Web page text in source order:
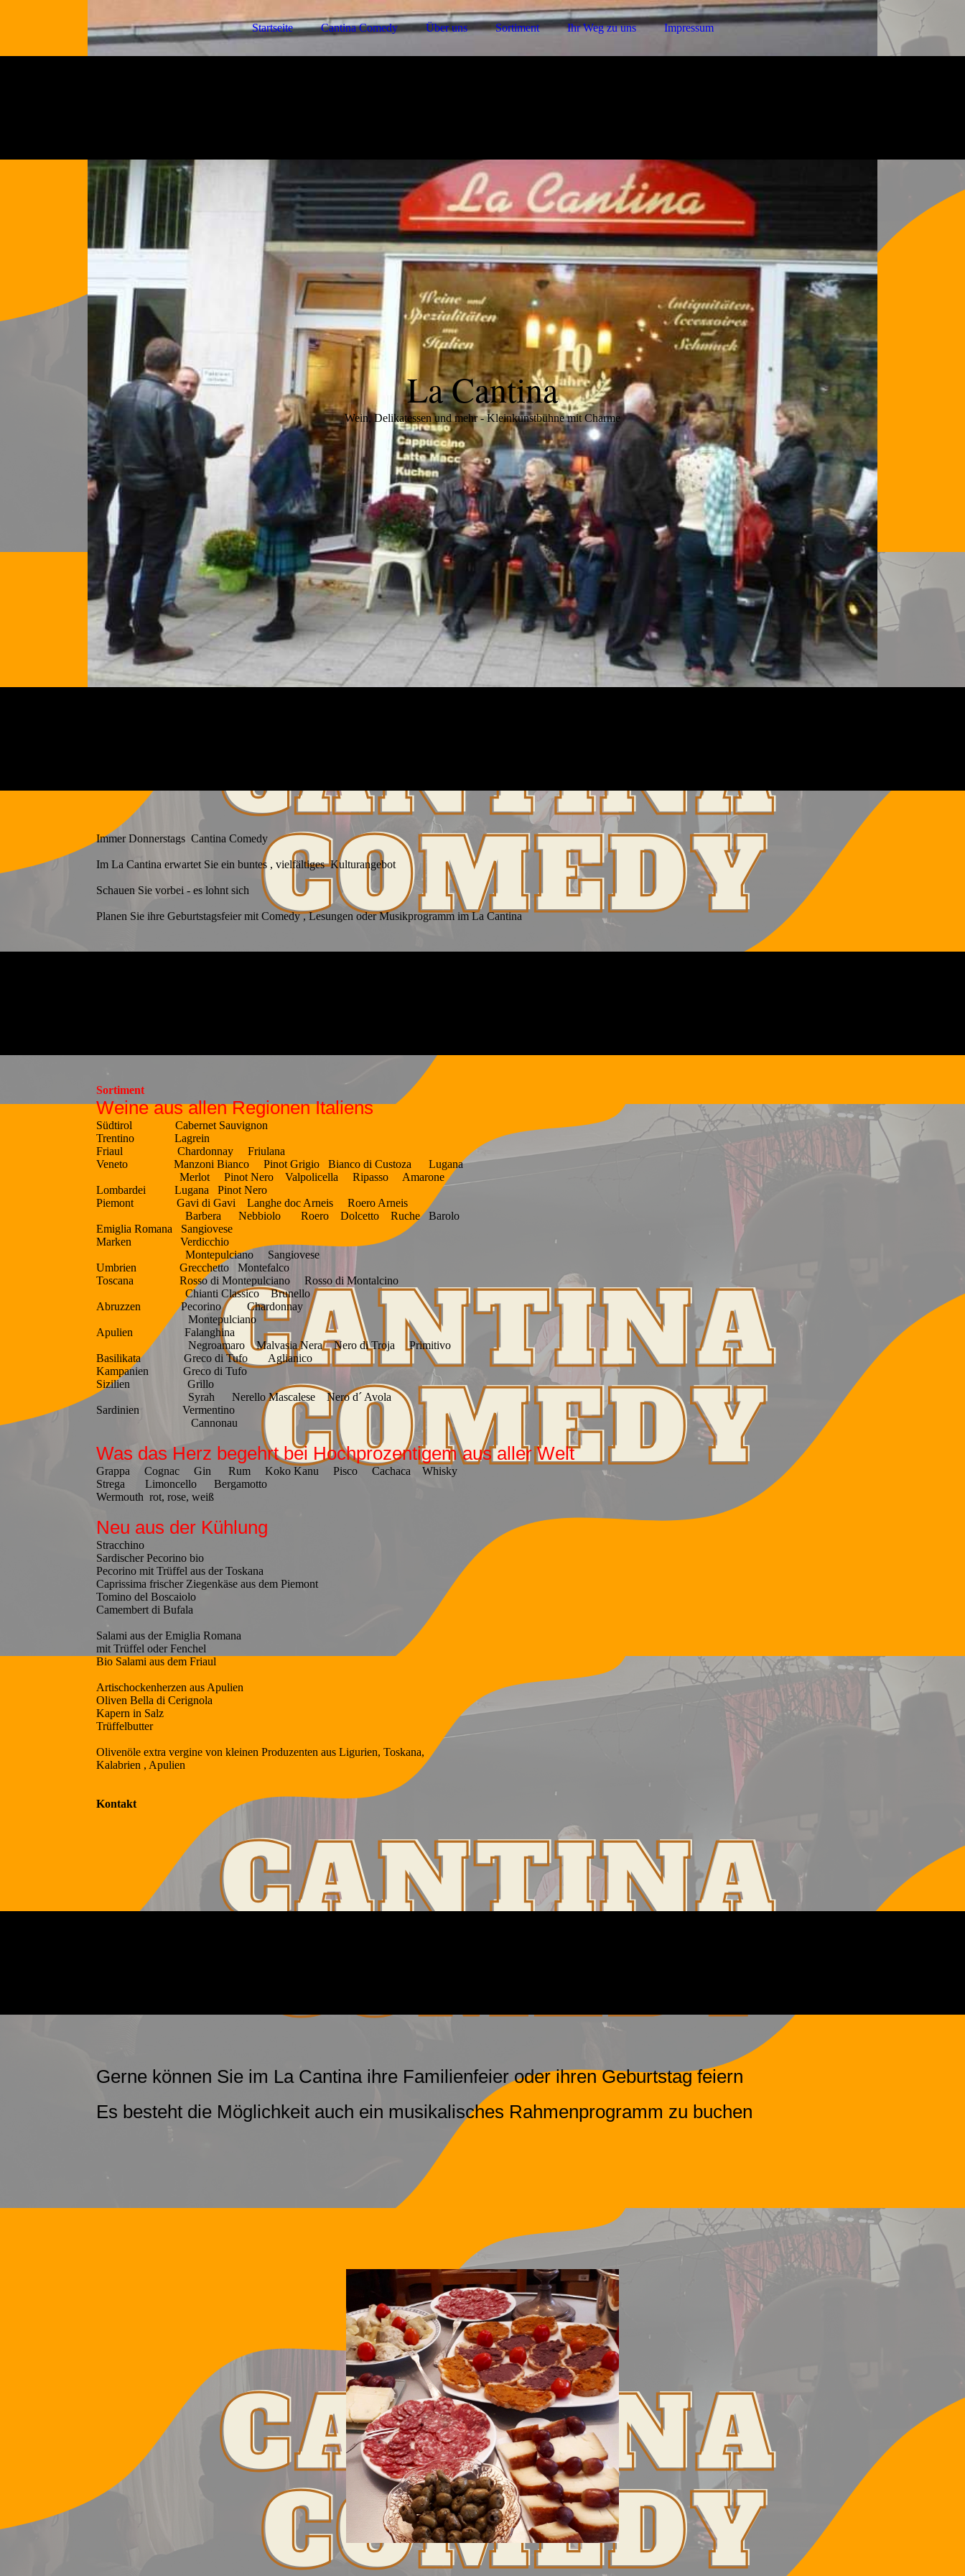
Startseite Cantina Comedy Über uns Sortiment Ihr Weg zu uns Impressum
La Cantina
Wein, Delikatessen und mehr - Kleinkunstbühne mit Charme
Immer Donnerstags Cantina Comedy
Im La Cantina erwartet Sie ein buntes , vielfältiges Kulturangebot
Schauen Sie vorbei - es lohnt sich
Planen Sie ihre Geburtstagsfeier mit Comedy , Lesungen oder Musikprogramm im La Cantina
Sortiment
Weine aus allen Regionen Italiens
Südtirol Cabernet Sauvignon
Trentino Lagrein
Friaul Chardonnay Friulana
Veneto Manzoni Bianco Pinot Grigio Bianco di Custoza Lugana
Merlot Pinot Nero Valpolicella Ripasso Amarone
Lombardei Lugana Pinot Nero
Piemont Gavi di Gavi Langhe doc Arneis Roero Arneis
Barbera Nebbiolo Roero Dolcetto Ruche Barolo
Emiglia Romana Sangiovese
Marken Verdicchio
Montepulciano Sangiovese
Umbrien Grecchetto Montefalco
Toscana Rosso di Montepulciano Rosso di Montalcino
Chianti Classico Brunello
Abruzzen Pecorino Chardonnay
Montepulciano
Apulien Falanghina
Negroamaro Malvasia Nera Nero di Troja Primitivo
Basilikata Greco di Tufo Aglianico
Kampanien Greco di Tufo
Sizilien Grillo
Syrah Nerello Mascalese Nero d´ Avola
Sardinien Vermentino
Cannonau
Was das Herz begehrt bei Hochprozentigem aus aller Welt
Grappa Cognac Gin Rum Koko Kanu Pisco Cachaca Whisky
Strega Limoncello Bergamotto
Wermouth rot, rose, weiß
Neu aus der Kühlung
Stracchino
Sardischer Pecorino bio
Pecorino mit Trüffel aus der Toskana
Caprissima frischer Ziegenkäse aus dem Piemont
Tomino del Boscaiolo
Camembert di Bufala
Salami aus der Emiglia Romana
mit Trüffel oder Fenchel
Bio Salami aus dem Friaul
Artischockenherzen aus Apulien
Oliven Bella di Cerignola
Kapern in Salz
Trüffelbutter
Olivenöle extra vergine von kleinen Produzenten aus Ligurien, Toskana,
Kalabrien , Apulien
Kontakt
Gerne können Sie im La Cantina ihre Familienfeier oder ihren Geburtstag feiern
Es besteht die Möglichkeit auch ein musikalisches Rahmenprogramm zu buchen